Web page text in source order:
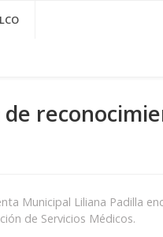
Municipal Liliana Padilla
de Servicios Médicos.